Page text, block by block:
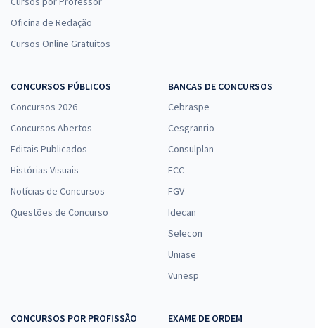
Oficina de Redação
Cursos Online Gratuitos
CONCURSOS PÚBLICOS
Concursos 2026
Concursos Abertos
Editais Publicados
Histórias Visuais
Notícias de Concursos
Questões de Concurso
BANCAS DE CONCURSOS
Cebraspe
Cesgranrio
Consulplan
FCC
FGV
Idecan
Selecon
Uniase
Vunesp
CONCURSOS POR PROFISSÃO
EXAME DE ORDEM